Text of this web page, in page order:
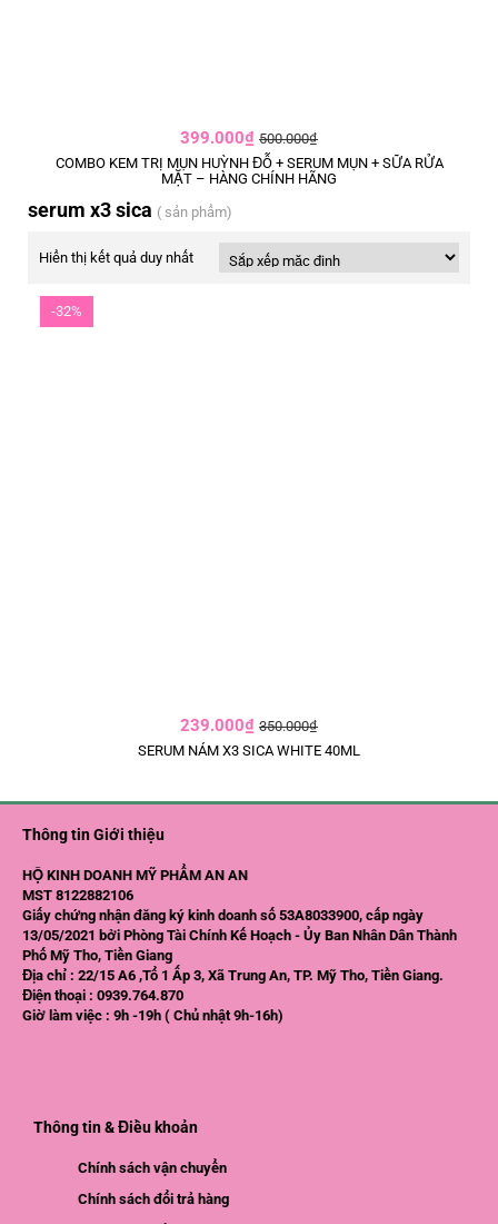
399.000₫ 500.000₫
COMBO KEM TRỊ MỤN HUỲNH ĐỖ + SERUM MỤN + SỮA RỬA
MẶT – HÀNG CHÍNH HÃNG
serum x3 sica ( sản phẩm)
Hiển thị kết quả duy nhất
-32%
239.000₫ 350.000₫
SERUM NÁM X3 SICA WHITE 40ML
Thông tin Giới thiệu
HỘ KINH DOANH MỸ PHẨM AN AN
MST 8122882106
Giấy chứng nhận đăng ký kinh doanh số 53A8033900, cấp ngày
13/05/2021 bởi Phòng Tài Chính Kế Hoạch - Ủy Ban Nhân Dân Thành
Phố Mỹ Tho, Tiền Giang
Địa chỉ : 22/15 A6 ,Tổ 1 Ấp 3, Xã Trung An, TP. Mỹ Tho, Tiền Giang.
Điện thoại : 0939.764.870
Giờ làm việc : 9h -19h ( Chủ nhật 9h-16h)
Thông tin & Điều khoản
Chính sách vận chuyển
Chính sách đổi trả hàng